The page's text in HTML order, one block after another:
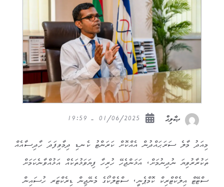
ޞާލިޙް
މިއަދު މާލެ ސަރަޙައްދުން އެއްކޮށް ކަރަންޓު ކެނޑި ދިމާވިފަދަ ހާދިސާއެއް
ތަކުރާރުވިޔަ ނުދިނުމަށް، އަޅަންޖެހޭ ހުރިހާ ފިޔަވަޅުތަކެއް އަޅުއްވާނެކަމަށް
ސްޓޭޓް އިލެކްޓްރިކް ކޮމްޕެނީ، ސްޓެލްކޯގެ މެނޭޖިން ޑިރެކްޓަރ ހުސައިން